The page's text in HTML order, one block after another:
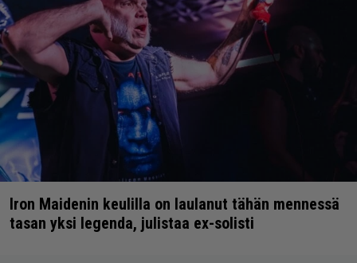
Iron Maidenin keulilla on laulanut tähän mennessä
tasan yksi legenda, julistaa ex-solisti